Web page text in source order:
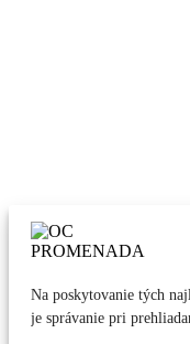
Na poskytovanie tých
je správanie pri